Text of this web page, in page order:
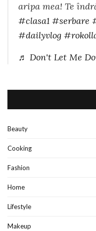
aripa mea! Te
#clasa1 #serbare
#dailyvlog
♬ Don't Let Me
Beauty
Cooking
Fashion
Home
Lifestyle
Makeup